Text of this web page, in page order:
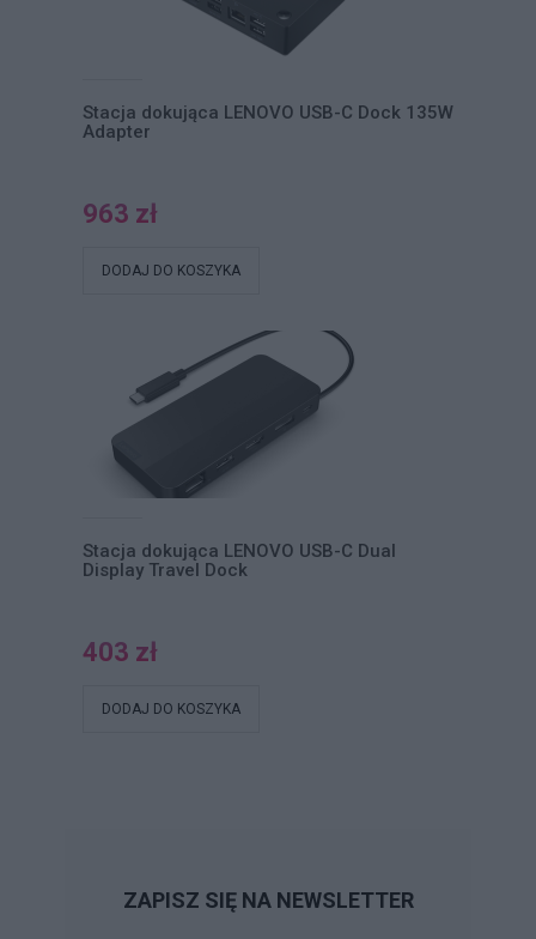
Stacja dokująca LENOVO USB-C Dock 135W
Adapter
963 zł
DODAJ DO KOSZYKA
Stacja dokująca LENOVO USB-C Dual
Display Travel Dock
403 zł
DODAJ DO KOSZYKA
ZAPISZ SIĘ NA NEWSLETTER